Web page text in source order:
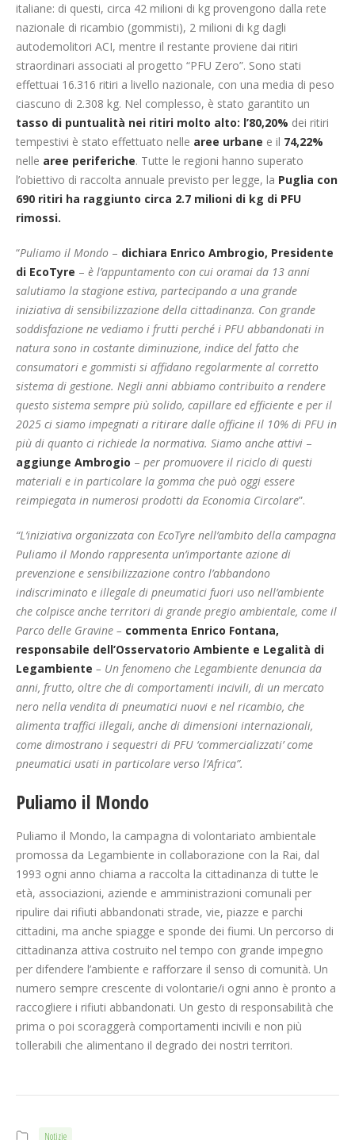
italiane: di questi, circa 42 milioni di kg provengono dalla rete
nazionale di ricambio (gommisti), 2 milioni di kg dagli
autodemolitori ACI, mentre il restante proviene dai ritiri
straordinari associati al progetto “PFU Zero”. Sono stati
effettuai 16.316 ritiri a livello nazionale, con una media di peso
ciascuno di 2.308 kg. Nel complesso, è stato garantito un
tasso di puntualità nei ritiri molto alto: l’80,20% dei ritiri
tempestivi è stato effettuato nelle aree urbane e il 74,22%
nelle aree periferiche. Tutte le regioni hanno superato
l’obiettivo di raccolta annuale previsto per legge, la Puglia con
690 ritiri ha raggiunto circa 2.7 milioni di kg di PFU
rimossi.
“Puliamo il Mondo – dichiara Enrico Ambrogio, Presidente
di EcoTyre – è l’appuntamento con cui oramai da 13 anni
salutiamo la stagione estiva, partecipando a una grande
iniziativa di sensibilizzazione della cittadinanza. Con grande
soddisfazione ne vediamo i frutti perché i PFU abbandonati in
natura sono in costante diminuzione, indice del fatto che
consumatori e gommisti si affidano regolarmente al corretto
sistema di gestione. Negli anni abbiamo contribuito a rendere
questo sistema sempre più solido, capillare ed efficiente e per il
2025 ci siamo impegnati a ritirare dalle officine il 10% di PFU in
più di quanto ci richiede la normativa. Siamo anche attivi –
aggiunge Ambrogio – per promuovere il riciclo di questi
materiali e in particolare la gomma che può oggi essere
reimpiegata in numerosi prodotti da Economia Circolare”.
“L’iniziativa organizzata con EcoTyre nell’ambito della campagna
Puliamo il Mondo rappresenta un’importante azione di
prevenzione e sensibilizzazione contro l’abbandono
indiscriminato e illegale di pneumatici fuori uso nell’ambiente
che colpisce anche territori di grande pregio ambientale, come il
Parco delle Gravine – commenta Enrico Fontana,
responsabile dell’Osservatorio Ambiente e Legalità di
Legambiente – Un fenomeno che Legambiente denuncia da
anni, frutto, oltre che di comportamenti incivili, di un mercato
nero nella vendita di pneumatici nuovi e nel ricambio, che
alimenta traffici illegali, anche di dimensioni internazionali,
come dimostrano i sequestri di PFU ‘commercializzati’ come
pneumatici usati in particolare verso l’Africa”.
Puliamo il Mondo
Puliamo il Mondo, la campagna di volontariato ambientale
promossa da Legambiente in collaborazione con la Rai, dal
1993 ogni anno chiama a raccolta la cittadinanza di tutte le
età, associazioni, aziende e amministrazioni comunali per
ripulire dai rifiuti abbandonati strade, vie, piazze e parchi
cittadini, ma anche spiagge e sponde dei fiumi. Un percorso di
cittadinanza attiva costruito nel tempo con grande impegno
per difendere l’ambiente e rafforzare il senso di comunità. Un
numero sempre crescente di volontarie/i ogni anno è pronto a
raccogliere i rifiuti abbandonati. Un gesto di responsabilità che
prima o poi scoraggerà comportamenti incivili e non più
tollerabili che alimentano il degrado dei nostri territori.
Notizie